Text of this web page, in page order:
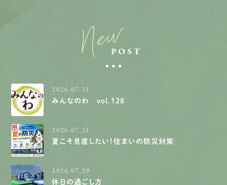
NewPOST
2026.07.31
みんなのわ vol.128
2026.07.31
夏こそ見直したい！住まいの防災対策
2026.07.29
休日の過ごし方